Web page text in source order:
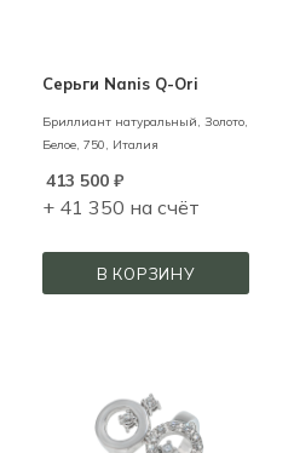
Cерьги Nanis Q-Ori
Бриллиант натуральный, Золото,
Белое, 750, Италия
413 500 ₽
+ 41 350 на счёт
В КОРЗИНУ